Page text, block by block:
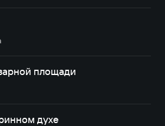
площади
духе